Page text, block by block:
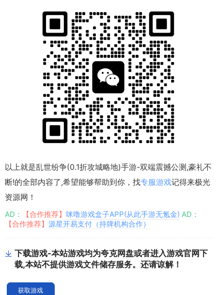
以上就是乱世纷争(0.1折攻城略地)手游-双端震撼公测,豪礼不
断!的全部内容了,希望能够帮助到你，找专服游戏记得来极光
资源网！
AD： 【合作推荐】 咪噜游戏盒子APP(从此手游无氪金) AD：
【合作推荐】 源星开易支付（持牌机构合作）
下载游戏-本站游戏均为夸克网盘或者进入游戏官网下
载,本站不提供游戏文件储存服务。还请谅解！
获取游戏